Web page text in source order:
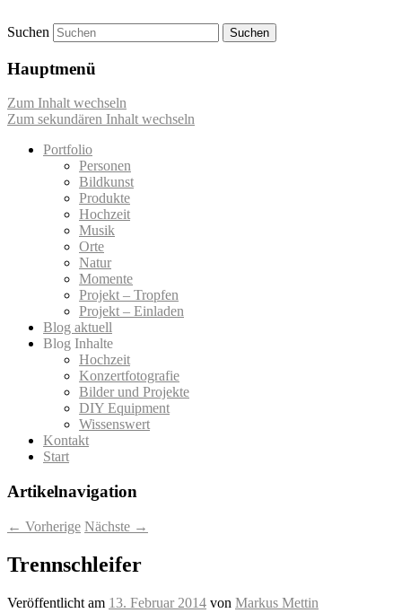
M-Momente
Momentaufnahmen von Markus Mettin
Suchen
Hauptmenü
Zum Inhalt wechseln
Zum sekundären Inhalt wechseln
Portfolio
Personen
Bildkunst
Produkte
Hochzeit
Musik
Orte
Natur
Momente
Projekt – Tropfen
Projekt – Einladen
Blog aktuell
Blog Inhalte
Hochzeit
Konzertfotografie
Bilder und Projekte
DIY Equipment
Wissenswert
Kontakt
Start
Artikelnavigation
← Vorherige Nächste →
Trennschleifer
Veröffentlicht am 13. Februar 2014 von Markus Mettin